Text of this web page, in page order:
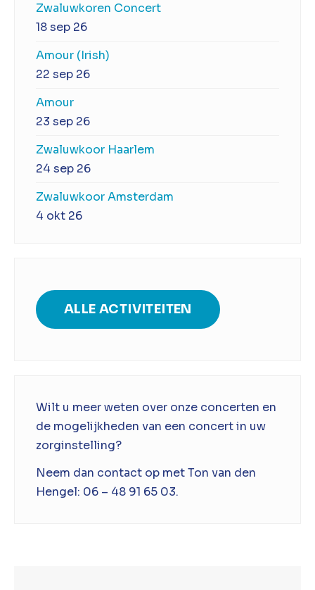
Zwaluwkoren Concert
18 sep 26
Amour (Irish)
22 sep 26
Amour
23 sep 26
Zwaluwkoor Haarlem
24 sep 26
Zwaluwkoor Amsterdam
4 okt 26
ALLE ACTIVITEITEN
Wilt u meer weten over onze concerten en
de mogelijkheden van een concert in uw
zorginstelling?
Neem dan contact op met Ton van den
Hengel: 06 – 48 91 65 03.